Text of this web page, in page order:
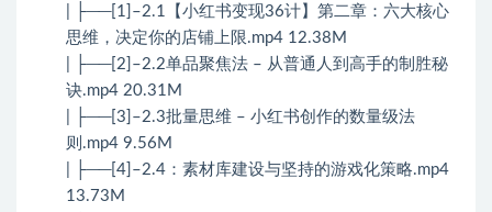
| ├──[1]–2.1【小红书变现36计】第二章：六大核心
思维，决定你的店铺上限.mp4 12.38M
| ├──[2]–2.2单品聚焦法 – 从普通人到高手的制胜秘
诀.mp4 20.31M
| ├──[3]–2.3批量思维 – 小红书创作的数量级法
则.mp4 9.56M
| ├──[4]–2.4：素材库建设与坚持的游戏化策略.mp4
13.73M